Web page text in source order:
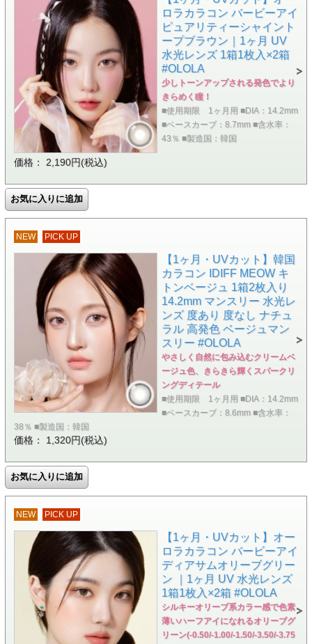
ロラカラコン バービーアイ
ピュアリティーシャイント
ープブラウン｜1ヶ月 UV
水光レンズ 1箱1枚入×2箱
#OLOLA
少しトーンアップされる発色でより
きらめく瞳！
■使用期限 1ヶ月用 ■DIA：14.2mm
■ベースカーブ：8.7mm ■含水率：
43％ ■製造国：韓国
価格： 2,190円(税込)
NEW PICK UP
【1ヶ月・UVカット】韓国
カラコン IDIFF MEOW キ
トンベージュ 1箱2枚入り
14.2mm マンスリー 水光レ
ンズ 度あり 度なし ナチュ
ラル 高発色 ベージュマン
スリー #OLOLA
やさしく自然に包み込むクリームベ
ージュ色、きらきら輝くスパークリ
ングディテール
■使用期限 1ヶ月用 ■DIA：14.2mm
■ベースカーブ：8.6mm ■含水率：
38％ ■製造国：韓国
価格： 1,320円(税込)
NEW PICK UP
【1ヶ月・UVカット】オー
ロラカラコン バービーアイ
ディアサムオリーブグリー
ン ｜1ヶ月 UV 水光レンズ
1箱1枚入×2箱 #OLOLA
シルキーオリーブ系カラー感で色素
薄いハーフアイになれるオリーブグ
リーン(-0.50/-1.00/-1.50/-3.50/-3.75